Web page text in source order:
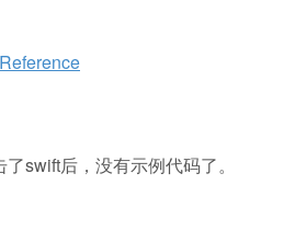
swift后，没有示例代码了。